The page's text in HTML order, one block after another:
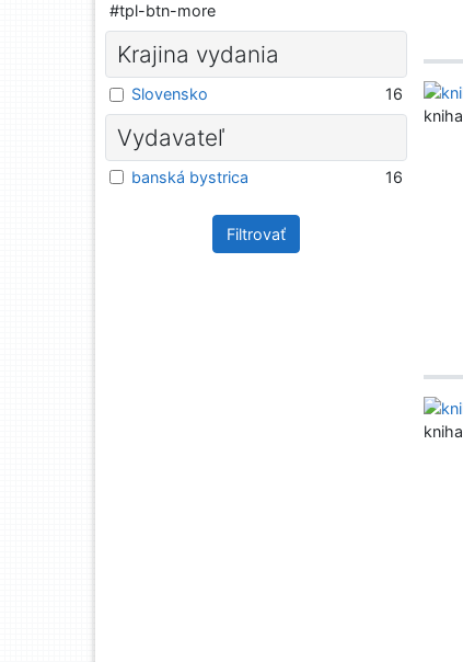
kniha
kniha
#tpl-btn-more
Krajina vydania
Slovensko 16
Vydavateľ
banská bystrica 16
Filtrovať